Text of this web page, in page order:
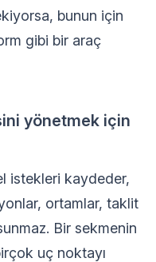
bunun için
gibi bir araç
yönetmek için
istekleri kaydeder,
ortamlar, taklit
Bir sekmenin
uç noktayı